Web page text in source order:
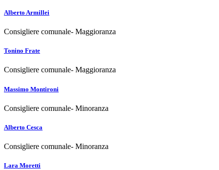
Alberto Armillei
Consigliere comunale- Maggioranza
Tonino Frate
Consigliere comunale- Maggioranza
Massimo Montironi
Consigliere comunale- Minoranza
Alberto Cesca
Consigliere comunale- Minoranza
Lara Moretti